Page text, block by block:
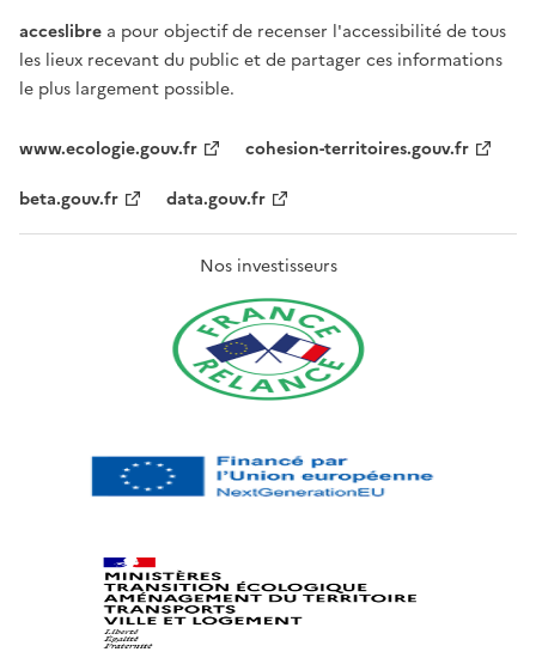
acceslibre a pour objectif de recenser l'accessibilité de tous
les lieux recevant du public et de partager ces informations
le plus largement possible.
www.ecologie.gouv.fr
cohesion-territoires.gouv.fr
beta.gouv.fr
data.gouv.fr
Nos investisseurs